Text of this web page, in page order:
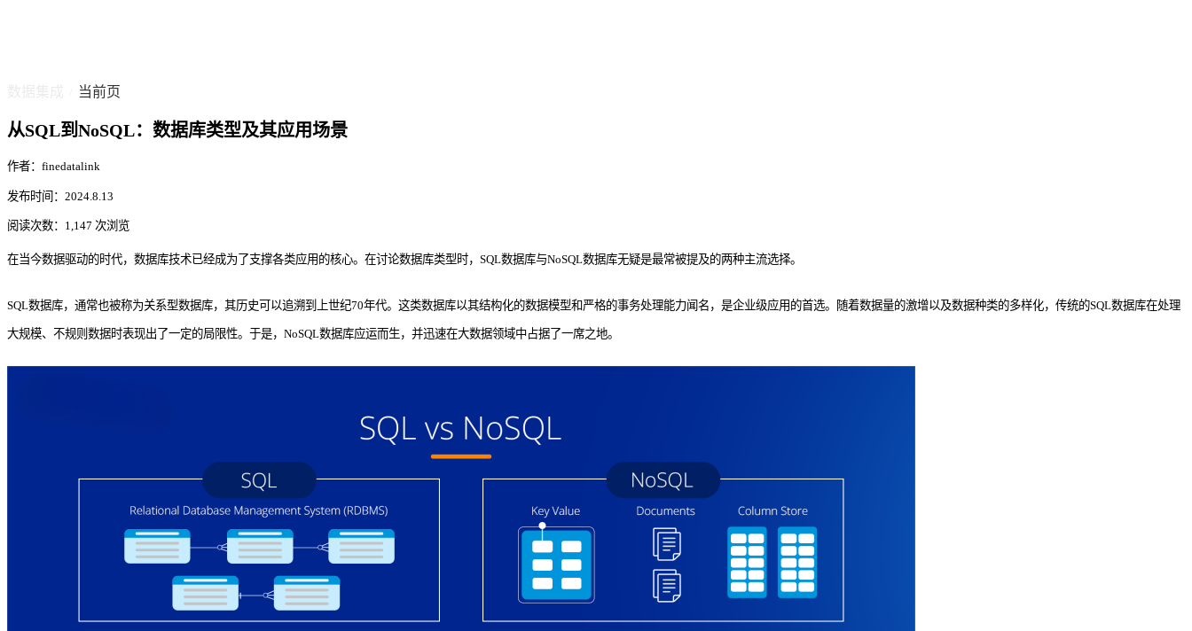
当前页
从SQL到NoSQL：数据库类型及其应用场景
作者：finedatalink
发布时间：2024.8.13
阅读次数：1,147 次浏览
在当今数据驱动的时代，数据库技术已经成为了支撑各类应用的核心。在讨论数据库类型时，SQL数据库与NoSQL数据库无疑是最常被提及的两种主流选择。
SQL数据库，通常也被称为关系型数据库，其历史可以追溯到上世纪70年代。这类数据库以其结构化的数据模型和严格的事务处理能力闻名，是企业级应用的首选。随着数据量的激增以及数据种类的多样化，传统的SQL数据库在处理
大规模、不规则数据时表现出了一定的局限性。于是，NoSQL数据库应运而生，并迅速在大数据领域中占据了一席之地。